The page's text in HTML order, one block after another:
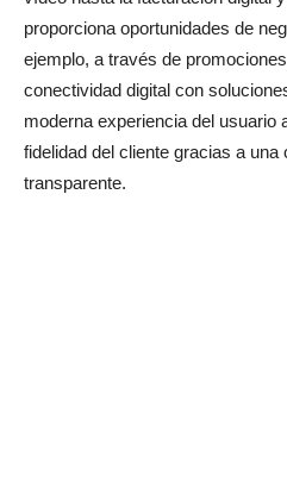
proporciona oportunidades de
ejemplo, a través de
conectividad digital con
moderna experiencia del usuario
fidelidad del cliente gracias a
transparente.